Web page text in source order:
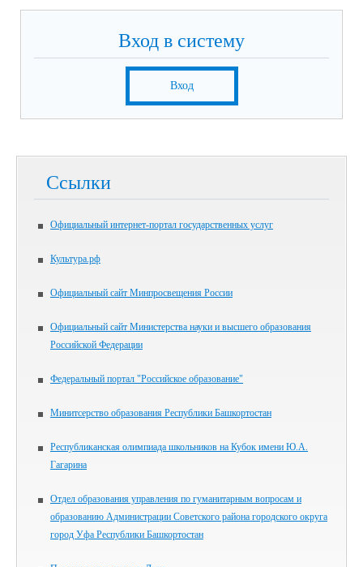
Вход в систему
Вход
Ссылки
Официальный интернет-портал государственных услуг
Культура.рф
Официальный сайт Минпросвещения России
Официальный сайт Министерства науки и высшего образования
Российской Федерации
Федеральный портал "Российское образование"
Минитсерство образования Республики Башкортостан
Республиканская олимпиада школьников на Кубок имени Ю.А.
Гагарина
Отдел образования управления по гуманитарным вопросам и
образованию Администрации Советского района городского округа
город Уфа Республики Башкортостан